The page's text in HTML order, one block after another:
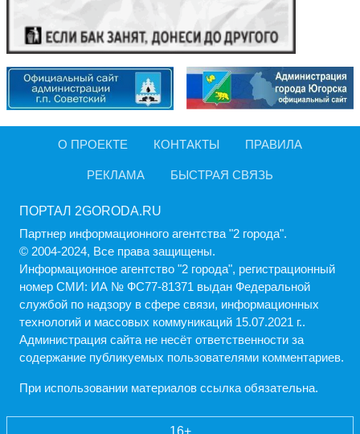
О ПРОЕКТЕ КОНТАКТЫ ПРАВИЛА
РЕКЛАМА БЫСТРАЯ СВЯЗЬ
ПОРТАЛ 2GORODA.RU
Партнер информационного агентства "2 города".
© 2004-2024, Все права защищены.
Информационное агентство "2 города", регистрационный
номер СМИ: ИА № ФС77-81371 выдан Федеральной
службой по надзору в сфере связи, информационных
технологий и массовых коммуникаций 15.07.2021 г..
Администрация cайта не несёт ответственности за
содержание публикуемых пользователями комментариев.
При использовании материалов ссылка обязательна.
16+